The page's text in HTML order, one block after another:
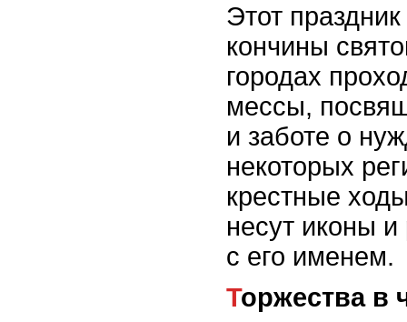
Этот
кончины
городах
мессы,
и заботе о
некоторых
крестные
несут иконы
с его именем.
Торжества в